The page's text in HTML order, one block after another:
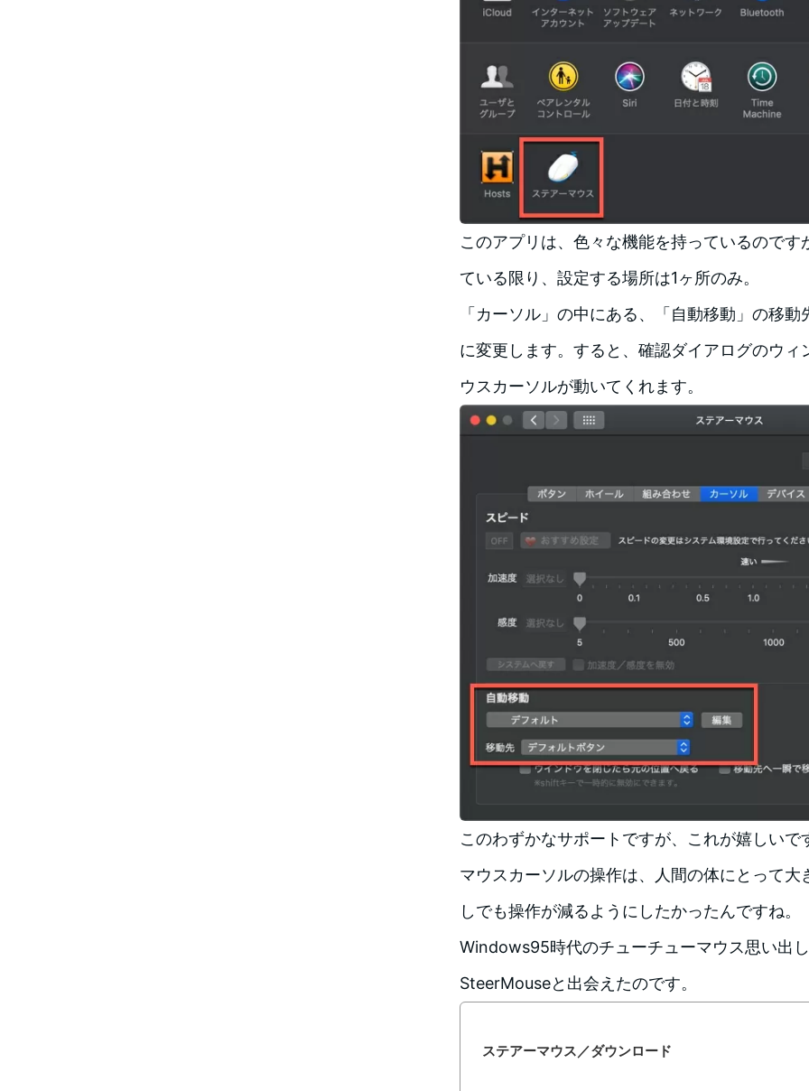
このアプリは、色々な機能を持っているので
ている限り、設定する場所は1ヶ所のみ。
「カーソル」の中にある、「自動移動」の移
に変更します。すると、確認ダイアログのウィ
ウスカーソルが動いてくれます。
このわずかなサポートですが、これが嬉しいで
マウスカーソルの操作は、人間の体にとって大
しでも操作が減るようにしたかったんですね。
Windows95時代のチューチューマウス思い出
SteerMouseと出会えたのです。
ステアーマウス／ダウンロード